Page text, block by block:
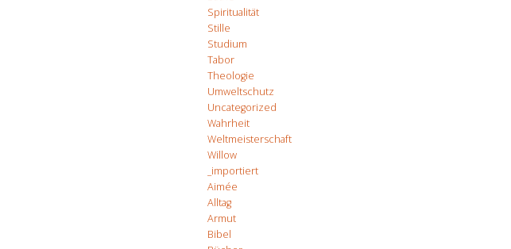
Spiritualität
Stille
Studium
Tabor
Theologie
Umweltschutz
Uncategorized
Wahrheit
Weltmeisterschaft
Willow
_importiert
Aimée
Alltag
Armut
Bibel